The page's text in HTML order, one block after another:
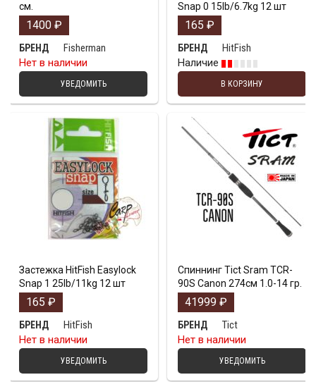
см.
1400 ₽
БРЕНД
Fisherman
Нет в наличии
УВЕДОМИТЬ
Snap 0 15lb/6.7kg 12 шт
165 ₽
БРЕНД
HitFish
Наличие
В КОРЗИНУ
Застежка HitFish Easylock
Snap 1 25lb/11kg 12 шт
165 ₽
БРЕНД
HitFish
Нет в наличии
УВЕДОМИТЬ
Спиннинг Tict Sram TCR-
90S Canon 274см 1.0-14 гр.
41999 ₽
БРЕНД
Tict
Нет в наличии
УВЕДОМИТЬ